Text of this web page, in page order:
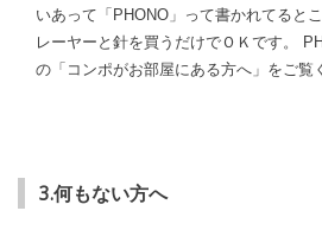
いあって「PHONO」って書かれてると
レーヤーと針を買うだけでＯＫです。
の「コンポがお部屋にある方へ」をご覧
3.何もない方へ